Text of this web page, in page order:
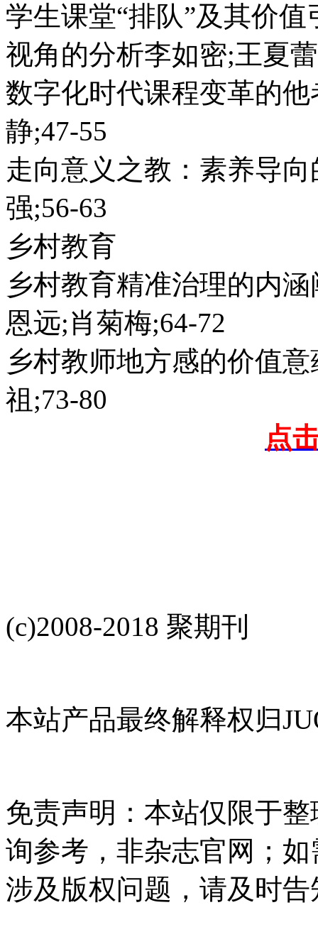
学生课堂“排队”及其价
视角的分析李如密;王夏
数字化时代课程变革的
静;47-55
走向意义之教：素养导
强;56-63
乡村教育
乡村教育精准治理的内
恩远;肖菊梅;64-72
乡村教师地方感的价值
祖;73-80
点
(c)2008-2018 聚期刊
本站产品最终解释权归
免责声明：本站仅限于
询参考，非杂志官网；
涉及版权问题，请及时告